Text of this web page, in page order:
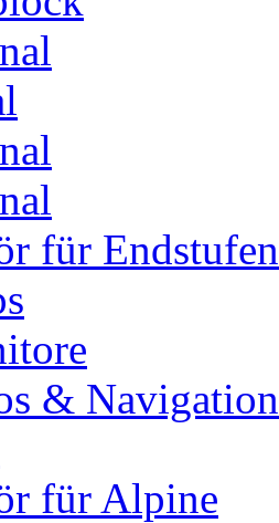
für Endstufen
& Navigation
für Alpine